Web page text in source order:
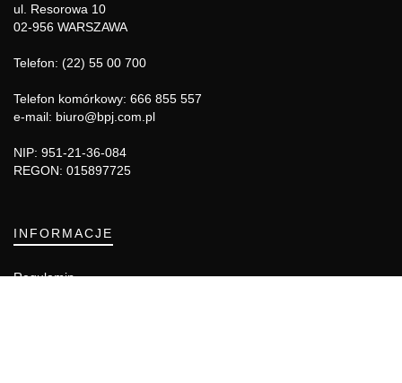
ul. Resorowa 10
02-956 WARSZAWA
Telefon: (22) 55 00 700
Telefon komórkowy: 666 855 557
e-mail: biuro@bpj.com.pl
NIP: 951-21-36-084
REGON: 015897725
INFORMACJE
Regulamin